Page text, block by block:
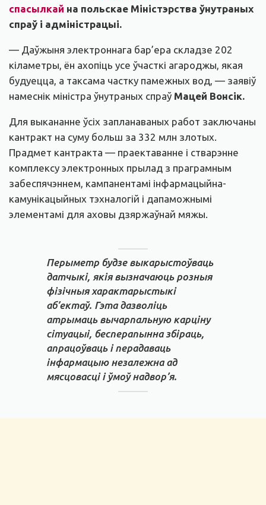
спасылкай на польскае Міністэрства ўнутраных
спраў і адміністрацыі.
— Даўжыня электроннага бар’ера складзе 202
кіламетры, ён ахопіць усе ўчасткі агароджы, якая
будуецца, а таксама частку памежных вод, — заявіў
намеснік міністра ўнутраных спраў Мацей Вонсік.
Для выкананне ўсіх запланаваных работ заключаны
кантракт на суму больш за 332 млн злотых.
Прадмет кантракта — праектаванне і стварэнне
комплексу электронных прылад з праграмным
забеспячэннем, кампанентамі інфармацыйна-
камунікацыйных тэхналогій і дапаможнымі
элементамі для аховы дзяржаўнай мяжы.
Перыметр будзе выкарыстоўваць
датчыкі, якія вызначаюць розныя
фізічныя характарыстыкі
аб’ектаў. Гэта дазволіць
атрымаць вычарпальную карціну
сітуацыі, бесперапынна збіраць,
апрацоўваць і перадаваць
інфармацыю незалежна ад
мясцовасці і ўмоў надвор’я.